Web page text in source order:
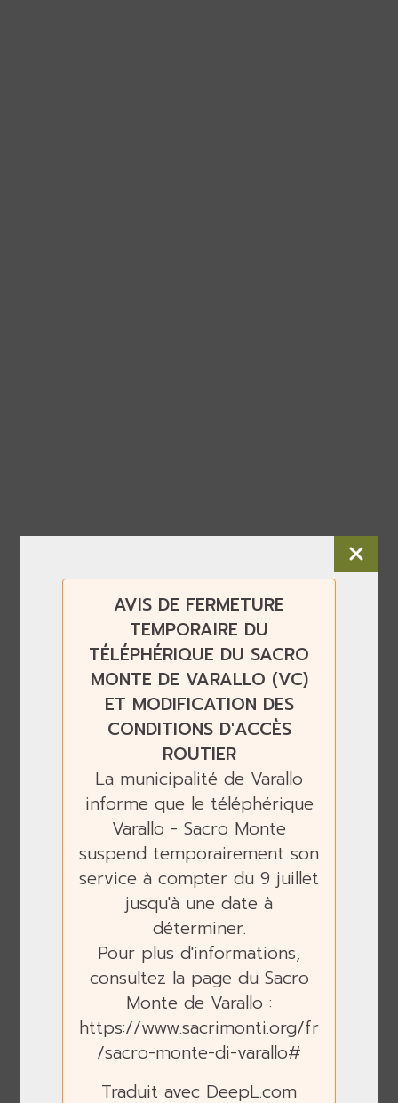
Previous
AVIS DE FERMETURE
TEMPORAIRE DU
TÉLÉPHÉRIQUE DU SACRO
MONTE DE VARALLO (VC)
ET MODIFICATION DES
CONDITIONS D'ACCÈS
ROUTIER
La municipalité de Varallo
informe que le téléphérique
Varallo - Sacro Monte
suspend temporairement son
service à compter du 9 juillet
jusqu'à une date à
déterminer.
Pour plus d'informations,
consultez la page du Sacro
Monte de Varallo :
https://www.sacrimonti.org/fr
/sacro-monte-di-varallo#
Traduit avec DeepL.com